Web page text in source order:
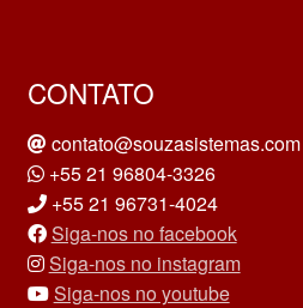
CONTATO
contato@souzasistemas.com
+55 21 96804-3326
+55 21 96731-4024
Siga-nos no facebook
Siga-nos no instagram
Siga-nos no youtube